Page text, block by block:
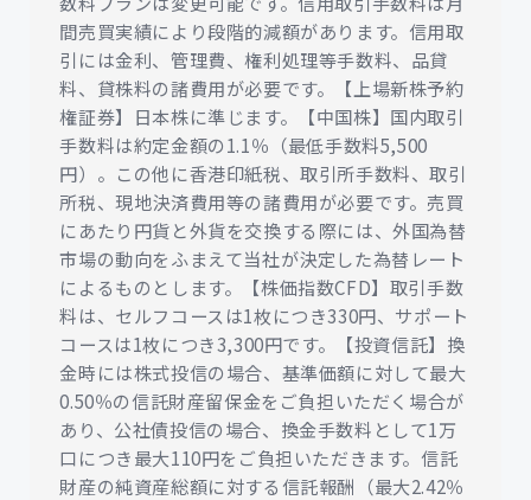
間売買実績により段階的減額があります。信用取
引には金利、管理費、権利処理等手数料、品貸
料、貸株料の諸費用が必要です。【上場新株予約
権証券】日本株に準じます。【中国株】国内取引
手数料は約定金額の1.1％（最低手数料5,500
円）。この他に香港印紙税、取引所手数料、取引
所税、現地決済費用等の諸費用が必要です。売買
にあたり円貨と外貨を交換する際には、外国為替
市場の動向をふまえて当社が決定した為替レート
によるものとします。【株価指数CFD】取引手数
料は、セルフコースは1枚につき330円、サポート
コースは1枚につき3,300円です。【投資信託】換
金時には株式投信の場合、基準価額に対して最大
0.50％の信託財産留保金をご負担いただく場合が
あり、公社債投信の場合、換金手数料として1万
口につき最大110円をご負担いただきます。信託
財産の純資産総額に対する信託報酬（最大2.42％